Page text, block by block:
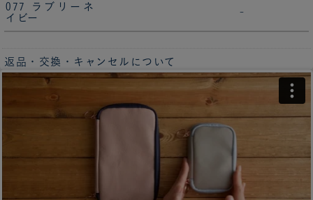
077 ラブリーネ
イビー
-
返品・交換・キャンセルについて